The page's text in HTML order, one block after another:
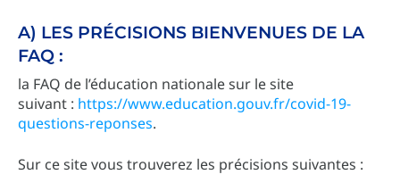
A) LES PRÉCISIONS BIENVENUES DE LA
FAQ :
la FAQ de l’éducation nationale sur le site
suivant : https://www.education.gouv.fr/covid-19-
questions-reponses.
Sur ce site vous trouverez les précisions suivantes :